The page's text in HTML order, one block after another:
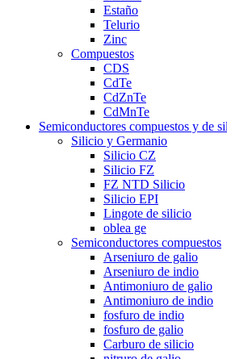
Estaño
Telurio
Zinc
Compuestos
CDS
CdTe
CdZnTe
CdMnTe
Semiconductores compuestos y de
Silicio y Germanio
Silicio CZ
Silicio FZ
FZ NTD Silicio
Silicio EPI
Lingote de silicio
oblea ge
Semiconductores compuestos
Arseniuro de galio
Arseniuro de indio
Antimoniuro de galio
Antimoniuro de indio
fosfuro de indio
fosfuro de galio
Carburo de silicio